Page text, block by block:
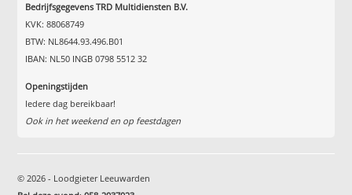
Bedrijfsgegevens TRD Multidiensten B.V.
KVK: 88068749
BTW: NL8644.93.496.B01
IBAN: NL50 INGB 0798 5512 32
Openingstijden
Iedere dag bereikbaar!
Ook in het weekend en op feestdagen
© 2026 - Loodgieter Leeuwarden